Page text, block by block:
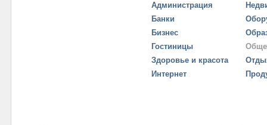
Администрация
Банки
Бизнес
Гостиницы
Здоровье и красота
Интернет